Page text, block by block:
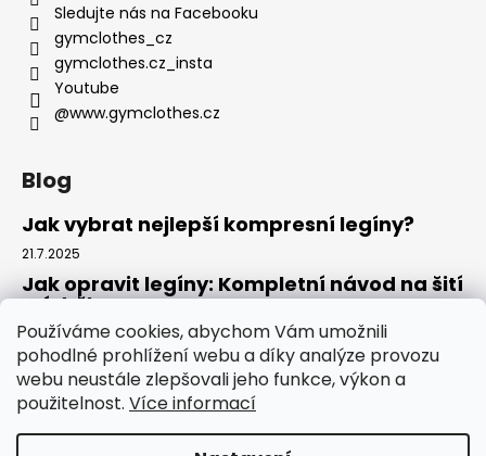
Používáme cookies, abychom Vám umožnili
pohodlné prohlížení webu a díky analýze provozu
webu neustále zlepšovali jeho funkce, výkon a
použitelnost. Více informací
Sledujte nás na Facebooku
gymclothes_cz
gymclothes.cz_insta
Youtube
@www.gymclothes.cz
Blog
Jak vybrat nejlepší kompresní legíny?
21.7.2025
Jak opravit legíny: Kompletní návod na šití
a údržbu
14.7.2025
Kde koupit legíny: Komplexní návod pro
rok 2025
4.7.2025